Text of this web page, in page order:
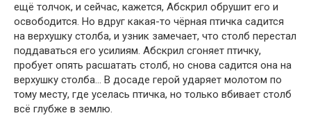
ещё толчок, и сейчас, кажется, Абскрил обрушит его и
освободится. Но вдруг какая-то чёрная птичка садится
на верхушку столба, и узник замечает, что столб перестал
поддаваться его усилиям. Абскрил сгоняет птичку,
пробует опять расшатать столб, но снова садится она на
верхушку столба… В досаде герой ударяет молотом по
тому месту, где уселась птичка, но только вбивает столб
всё глубже в землю.